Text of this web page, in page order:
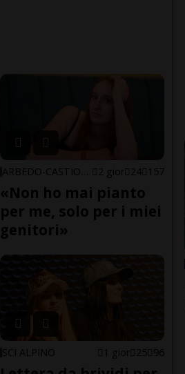
2 gior 24 157
«Non ho mai pianto
per me, solo per i miei
genitori»
SCI ALPINO 1 gior 25 96